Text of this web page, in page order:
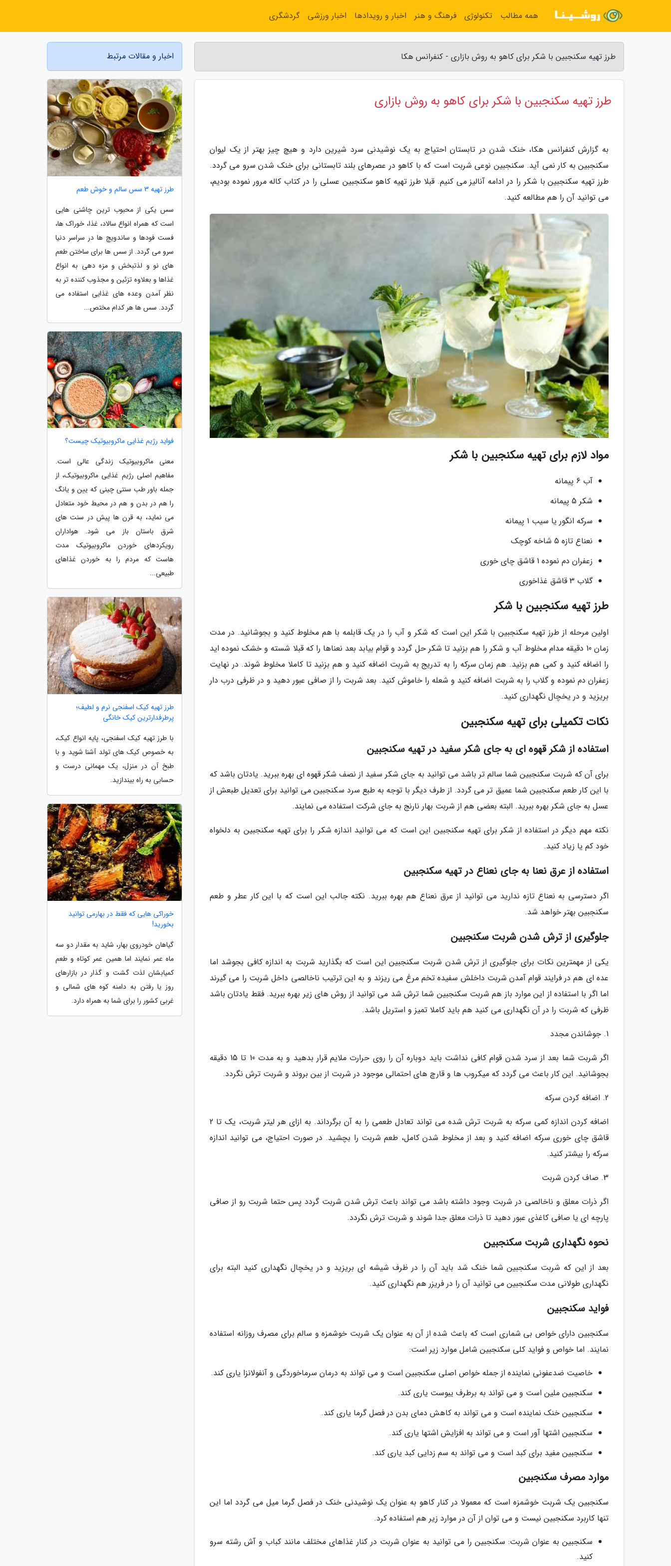
طرز تهیه سکنجبین با شکر برای کاهو به روش بازاری - کنفرانس هکا
طرز تهیه سکنجبین با شکر برای کاهو به روش بازاری
به گزارش کنفرانس هکا، خنک شدن در تابستان احتیاج به یک نوشیدنی سرد شیرین دارد و هیچ چیز بهتر از یک لیوان
سکنجبین به کار نمی آید. سکنجبین نوعی شربت است که با کاهو در عصرهای بلند تابستانی برای خنک شدن سرو می گردد.
طرز تهیه سکنجبین با شکر را در ادامه آنالیز می کنیم. قبلا طرز تهیه کاهو سکنجبین عسلی را در کتاب کاله مرور نموده بودیم،
می توانید آن را هم مطالعه کنید.
مواد لازم برای تهیه سکنجبین با شکر
آب 6 پیمانه
شکر 5 پیمانه
سرکه انگور یا سیب 1 پیمانه
نعناع تازه 5 شاخه کوچک
زعفران دم نموده 1 قاشق چای خوری
گلاب 3 قاشق غذاخوری
طرز تهیه سکنجبین با شکر
اولین مرحله از طرز تهیه سکنجبین با شکر این است که شکر و آب را در یک قابلمه با هم مخلوط کنید و بجوشانید. در مدت
زمان 10 دقیقه مدام مخلوط آب و شکر را هم بزنید تا شکر حل گردد و قوام بیابد بعد نعناها را که قبلا شسته و خشک نموده اید
را اضافه کنید و کمی هم بزنید. هم زمان سرکه را به تدریج به شربت اضافه کنید و هم بزنید تا کاملا مخلوط شوند. در نهایت
زعفران دم نموده و گلاب را به شربت اضافه کنید و شعله را خاموش کنید. بعد شربت را از صافی عبور دهید و در ظرفی درب دار
بریزید و در یخچال نگهداری کنید.
نکات تکمیلی برای تهیه سکنجبین
استفاده از شکر قهوه ای به جای شکر سفید در تهیه سکنجبین
برای آن که شربت سکنجبین شما سالم تر باشد می توانید به جای شکر سفید از نصف شکر قهوه ای بهره ببرید. یادتان باشد که
با این کار طعم سکنجبین شما عمیق تر می گردد. از طرف دیگر با توجه به طبع سرد سکنجبین می توانید برای تعدیل طبعش از
عسل به جای شکر بهره ببرید. البته بعضی هم از شربت بهار نارنج به جای شرکت استفاده می نمایند.
نکته مهم دیگر در استفاده از شکر برای تهیه سکنجبین این است که می توانید اندازه شکر را برای تهیه سکنجبین به دلخواه
خود کم یا زیاد کنید.
استفاده از عرق نعنا به جای نعناع در تهیه سکنجبین
اگر دسترسی به نعناع تازه ندارید می توانید از عرق نعناع هم بهره ببرید. نکته جالب این است که با این کار عطر و طعم
سکنجبین بهتر خواهد شد.
جلوگیری از ترش شدن شربت سکنجبین
یکی از مهمترین نکات برای جلوگیری از ترش شدن شربت سکنجبین این است که بگذارید شربت به اندازه کافی بجوشد اما
عده ای هم در فرایند قوام آمدن شربت داخلش سفیده تخم مرغ می ریزند و به این ترتیب ناخالصی داخل شربت را می گیرند
اما اگر با استفاده از این موارد باز هم شربت سکنجبین شما ترش شد می توانید از روش های زیر بهره ببرید. فقط یادتان باشد
ظرفی که شربت را در آن نگهداری می کنید هم باید کاملا تمیز و استریل باشد.
1. جوشاندن مجدد
اگر شربت شما بعد از سرد شدن قوام کافی نداشت باید دوباره آن را روی حرارت ملایم قرار بدهید و به مدت 10 تا 15 دقیقه
بجوشانید. این کار باعث می گردد که میکروب ها و قارچ های احتمالی موجود در شربت از بین بروند و شربت ترش نگردد.
2. اضافه کردن سرکه
اضافه کردن اندازه کمی سرکه به شربت ترش شده می تواند تعادل طعمی را به آن برگرداند. به ازای هر لیتر شربت، یک تا 2
قاشق چای خوری سرکه اضافه کنید و بعد از مخلوط شدن کامل، طعم شربت را بچشید. در صورت احتیاج، می توانید اندازه
سرکه را بیشتر کنید.
3. صاف کردن شربت
اگر ذرات معلق و ناخالصی در شربت وجود داشته باشد می تواند باعث ترش شدن شربت گردد پس حتما شربت رو از صافی
پارچه ای یا صافی کاغذی عبور دهید تا ذرات معلق جدا شوند و شربت ترش نگردد.
نحوه نگهداری شربت سکنجبین
بعد از این که شربت سکنجبین شما خنک شد باید آن را در ظرف شیشه ای بریزید و در یخچال نگهداری کنید البته برای
نگهداری طولانی مدت سکنجبین می توانید آن را در فریزر هم نگهداری کنید.
فواید سکنجبین
سکنجبین دارای خواص بی شماری است که باعث شده از آن به عنوان یک شربت خوشمزه و سالم برای مصرف روزانه استفاده
نمایند. اما خواص و فواید کلی سکنجبین شامل موارد زیر است:
خاصیت ضدعفونی نماینده از جمله خواص اصلی سکنجبین است و می تواند به درمان سرماخوردگی و آنفولانزا یاری کند.
سکنجبین ملین است و می تواند به برطرف یبوست یاری کند.
سکنجبین خنک نماینده است و می تواند به کاهش دمای بدن در فصل گرما یاری کند.
سکنجبین اشتها آور است و می تواند به افزایش اشتها یاری کند.
سکنجبین مفید برای کبد است و می تواند به سم زدایی کبد یاری کند.
موارد مصرف سکنجبین
سکنجبین یک شربت خوشمزه است که معمولا در کنار کاهو به عنوان یک نوشیدنی خنک در فصل گرما میل می گردد اما این
تنها کاربرد سکنجبین نیست و می توان از آن در موارد زیر هم استفاده کرد.
سکنجبین به عنوان شربت: سکنجبین را می توانید به عنوان شربت در کنار غذاهای مختلف مانند کباب و آش رشته سرو
کنید.
اخبار و مقالات مرتبط
طرز تهیه 3 سس سالم و خوش طعم
سس یکی از محبوب ترین چاشنی هایی
است که همراه انواع سالاد، غذا، خوراک ها،
فست فودها و ساندویچ ها در سراسر دنیا
سرو می گردد. از سس ها برای ساختن طعم
های نو و لذتبخش و مزه دهی به انواع
غذاها و بعلاوه تزئین و مجذوب کننده تر به
نظر آمدن وعده های غذایی استفاده می
گردد. سس ها هر کدام مختص...
فواید رژیم غذایی ماکروبیوتیک چیست؟
معنی ماکروبیوتیک زندگی عالی است.
مفاهیم اصلی رژیم غذایی ماکروبیوتیک، از
جمله باور طب سنتی چینی که یین و یانگ
را هم در بدن و هم در محیط خود متعادل
می نماید، به قرن ها پیش در سنت های
شرق باستان باز می شود. هواداران
رویکردهای خوردن ماکروبیوتیک مدت
هاست که مردم را به خوردن غذاهای
طبیعی...
طرز تهیه کیک اسفنجی نرم و لطیف؛
پرطرفدارترین کیک خانگی
با طرز تهیه کیک اسفنجی، پایه انواع کیک،
به خصوص کیک های تولد آشنا شوید و با
طبخ آن در منزل، یک مهمانی درست و
حسابی به راه بیندازید.
خوراکی هایی که فقط در بهارمی توانید
بخورید!
گیاهان خودروی بهار، شاید به مقدار دو سه
ماه عمر نمایند اما همین عمر کوتاه و طعم
کمیابشان لذت گشت و گذار در بازارهای
روز یا رفتن به دامنه کوه های شمالی و
غربی کشور را برای شما به همراه دارد.
همه مطالب تکنولوژی فرهنگ و هنر اخبار و رویدادها اخبار ورزشی گردشگری